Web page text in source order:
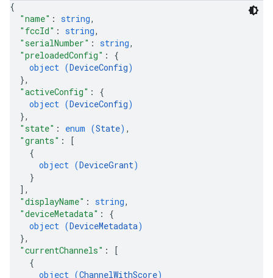
{
"name" : string,
"fccId" : string,
"serialNumber" : string,
"preloadedConfig" : {
object (DeviceConfig)
},
"activeConfig" : {
object (DeviceConfig)
},
"state" : enum (State) ,
"grants" :
[
{
object (DeviceGrant)
}
] ,
"displayName" : string,
"deviceMetadata" : {
object (DeviceMetadata)
},
"currentChannels" :
[
{
object (ChannelWithScore)